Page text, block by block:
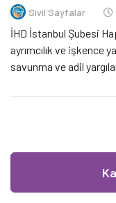
Sivil Sayfalar
İHD İstanbul Şubesi
ayrımcılık ve işkence
savunma ve adil